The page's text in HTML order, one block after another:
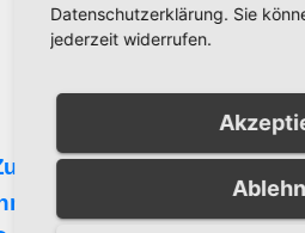
„Starke Frauen in
zum
Neheim:
Datenschutzerklärung. Sie
jederzeit widerrufen.